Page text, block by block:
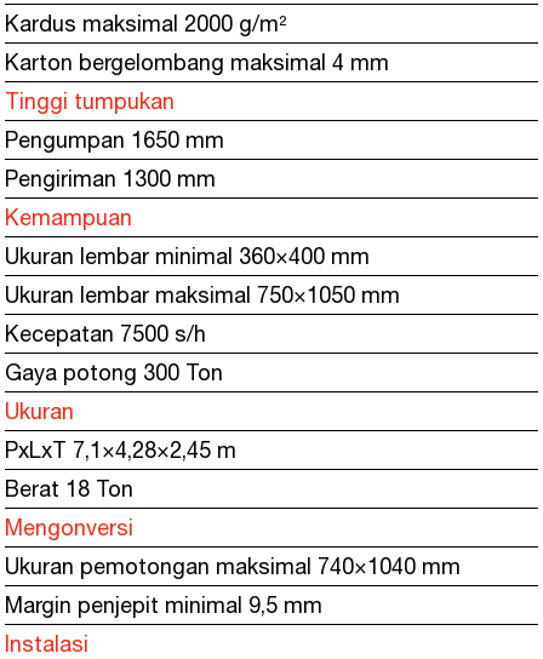
Kardus maksimal 2000 g/m²
Karton bergelombang maksimal 4 mm
Tinggi tumpukan
Pengumpan 1650 mm
Pengiriman 1300 mm
Kemampuan
Ukuran lembar minimal 360×400 mm
Ukuran lembar maksimal 750×1050 mm
Kecepatan 7500 s/h
Gaya potong 300 Ton
Ukuran
PxLxT 7,1×4,28×2,45 m
Berat 18 Ton
Mengonversi
Ukuran pemotongan maksimal 740×1040 mm
Margin penjepit minimal 9,5 mm
Instalasi